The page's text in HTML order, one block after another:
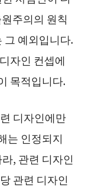
주의의 원칙
그 예외입니다.
자인 컨셉에
목적입니다.
디자인에만
는 인정되지
, 관련 디자인
관련 디자인